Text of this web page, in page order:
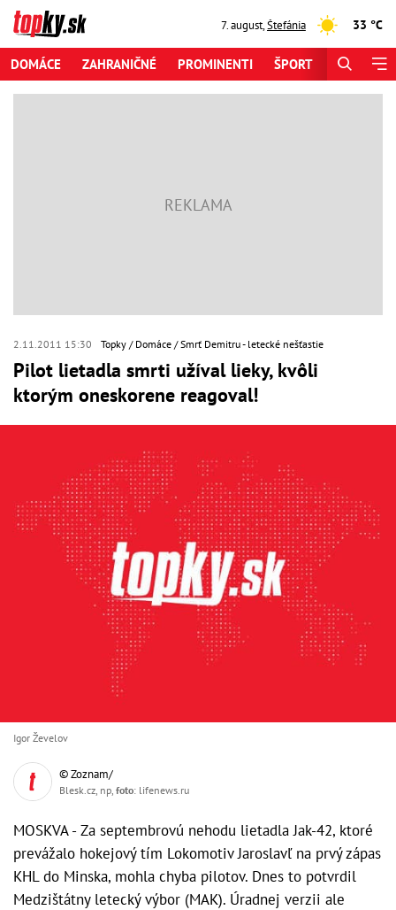
7. august,Štefánia 33 °C
DOMÁCE ZAHRANIČNÉ PROMINENTI ŠPORT
2.11.2011 15:30 Topky Domáce Smrť Demitru - letecké nešťastie
Pilot lietadla smrti užíval lieky, kvôli
ktorým oneskorene reagoval!
Igor Ževelov
© Zoznam/
Blesk.cz, np, foto: lifenews.ru
MOSKVA - Za septembrovú nehodu lietadla Jak-42, ktoré
prevážalo hokejový tím Lokomotiv Jaroslavľ na prvý zápas
KHL do Minska, mohla chyba pilotov. Dnes to potvrdil
Medzištátny letecký výbor (MAK). Úradnej verzii ale